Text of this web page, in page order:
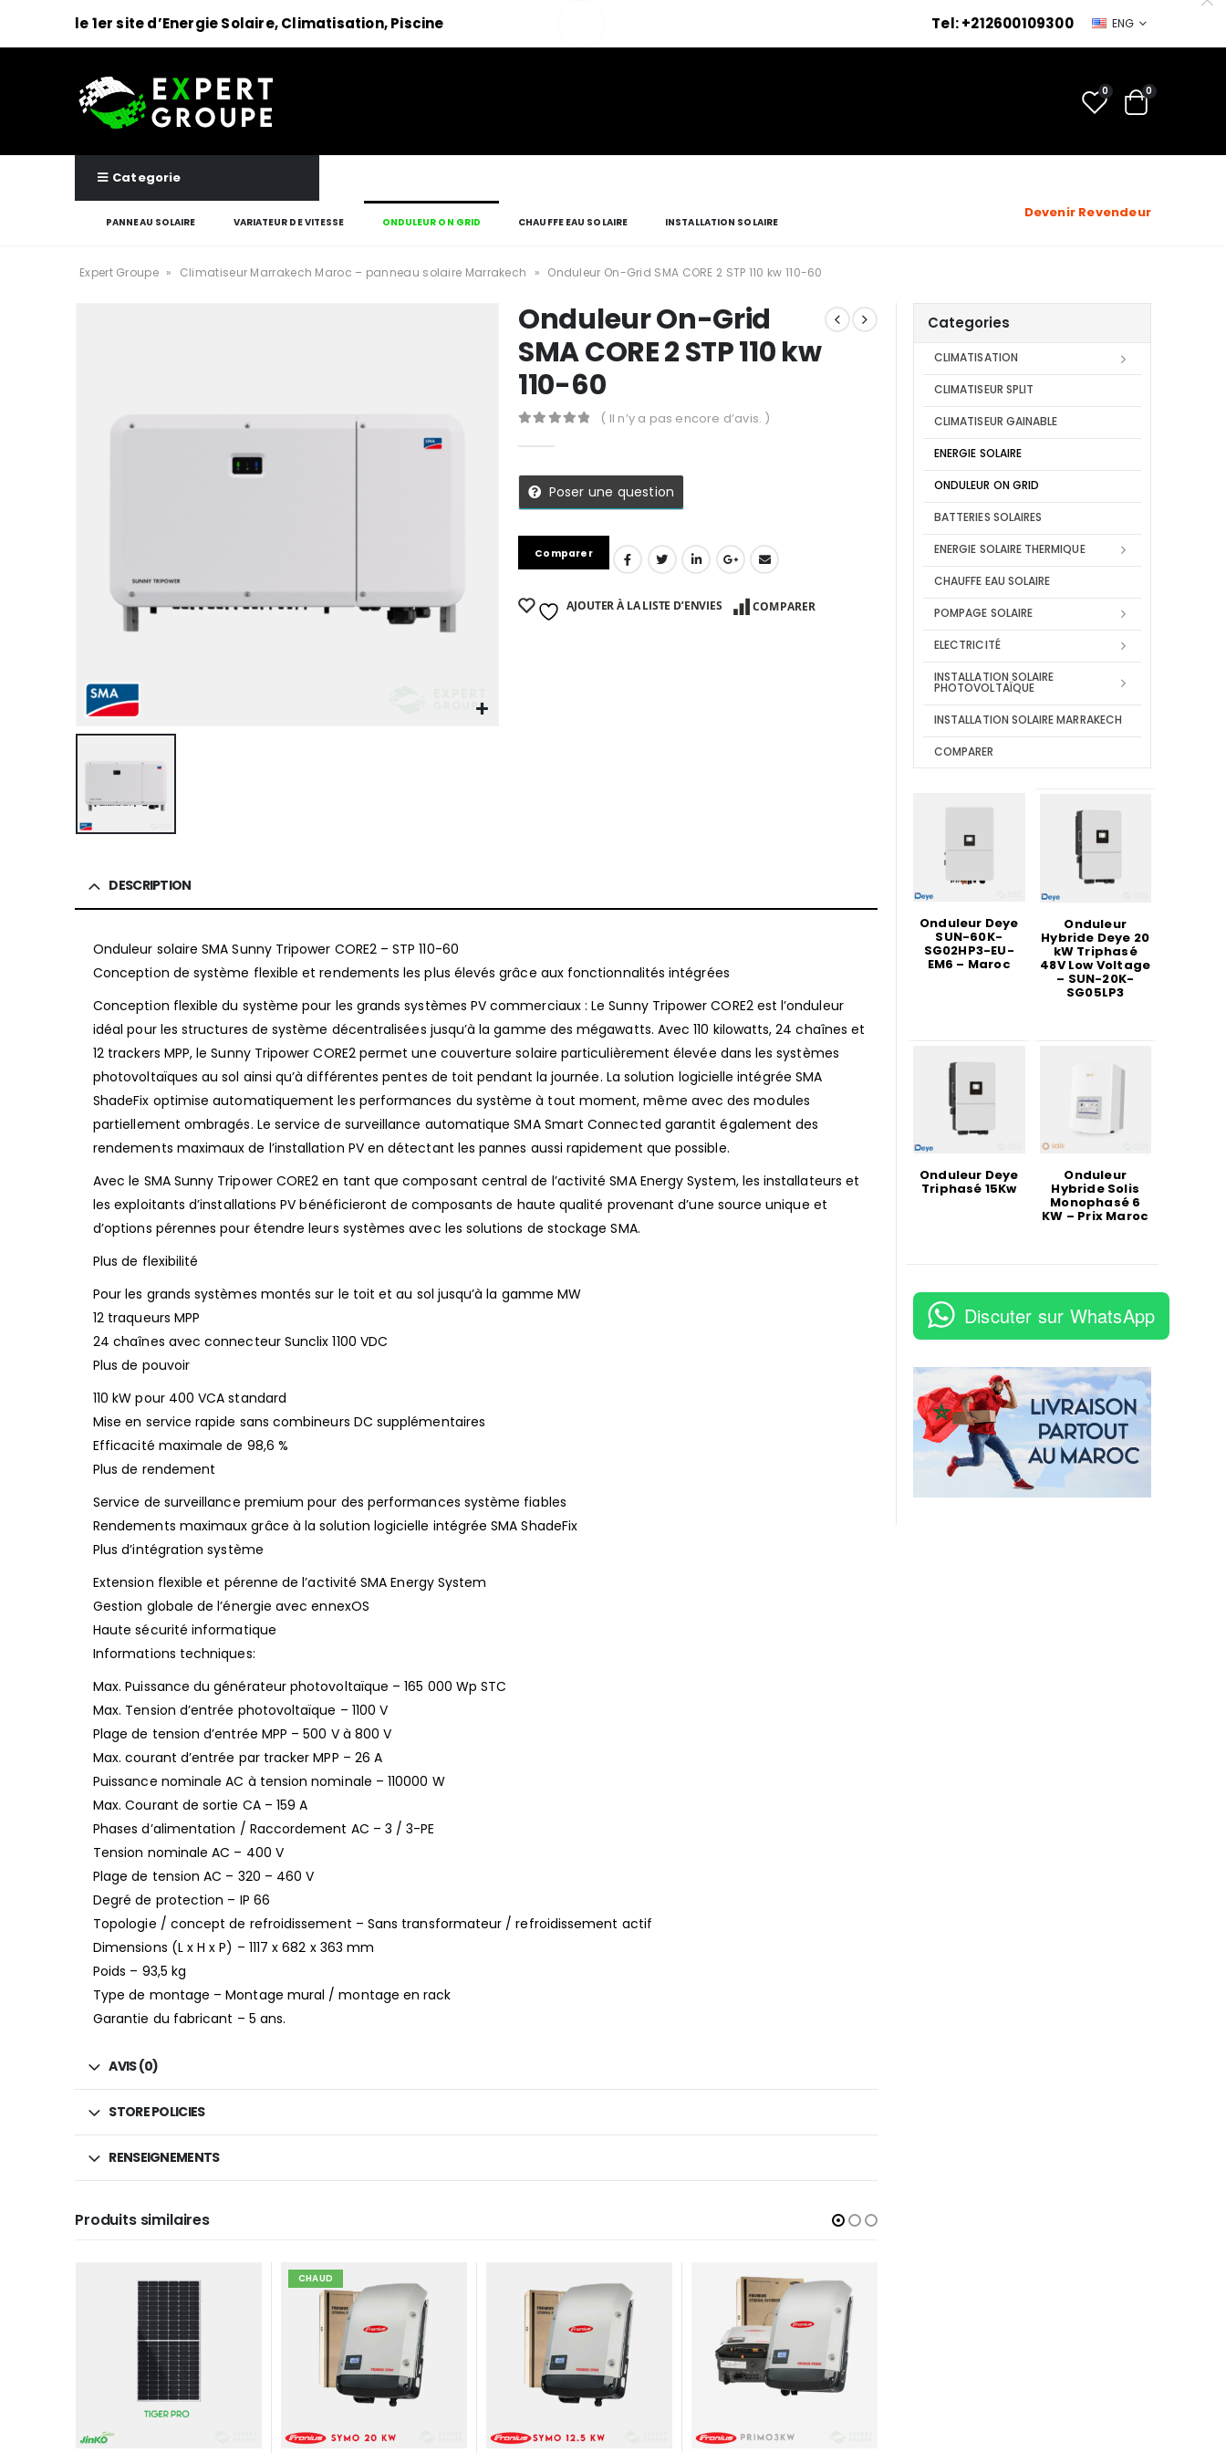
le 1er site d’Energie Solaire, Climatisation, Piscine Tel: +212600109300 ENG
0 0
Categorie
PANNEAU SOLAIRE VARIATEUR DE VITESSE ONDULEUR ON GRID CHAUFFE EAU SOLAIRE INSTALLATION SOLAIRE
Devenir Revendeur
Expert Groupe » Climatiseur Marrakech Maroc – panneau solaire Marrakech » Onduleur On-Grid SMA CORE 2 STP 110 kw 110-60
Onduleur On-Grid
SMA CORE 2 STP 110 kw
110-60
( Il n’y a pas encore d’avis. )
Poser une question
Comparer
AJOUTER À LA LISTE D’ENVIES COMPARER
DESCRIPTION
Onduleur solaire SMA Sunny Tripower CORE2 – STP 110-60
Conception de système flexible et rendements les plus élevés grâce aux fonctionnalités intégrées
Conception flexible du système pour les grands systèmes PV commerciaux : Le Sunny Tripower CORE2 est l’onduleur
idéal pour les structures de système décentralisées jusqu’à la gamme des mégawatts. Avec 110 kilowatts, 24 chaînes et
12 trackers MPP, le Sunny Tripower CORE2 permet une couverture solaire particulièrement élevée dans les systèmes
photovoltaïques au sol ainsi qu’à différentes pentes de toit pendant la journée. La solution logicielle intégrée SMA
ShadeFix optimise automatiquement les performances du système à tout moment, même avec des modules
partiellement ombragés. Le service de surveillance automatique SMA Smart Connected garantit également des
rendements maximaux de l’installation PV en détectant les pannes aussi rapidement que possible.
Avec le SMA Sunny Tripower CORE2 en tant que composant central de l’activité SMA Energy System, les installateurs et
les exploitants d’installations PV bénéficieront de composants de haute qualité provenant d’une source unique et
d’options pérennes pour étendre leurs systèmes avec les solutions de stockage SMA.
Plus de flexibilité
Pour les grands systèmes montés sur le toit et au sol jusqu’à la gamme MW
12 traqueurs MPP
24 chaînes avec connecteur Sunclix 1100 VDC
Plus de pouvoir
110 kW pour 400 VCA standard
Mise en service rapide sans combineurs DC supplémentaires
Efficacité maximale de 98,6 %
Plus de rendement
Service de surveillance premium pour des performances système fiables
Rendements maximaux grâce à la solution logicielle intégrée SMA ShadeFix
Plus d’intégration système
Extension flexible et pérenne de l’activité SMA Energy System
Gestion globale de l’énergie avec ennexOS
Haute sécurité informatique
Informations techniques:
Max. Puissance du générateur photovoltaïque – 165 000 Wp STC
Max. Tension d’entrée photovoltaïque – 1100 V
Plage de tension d’entrée MPP – 500 V à 800 V
Max. courant d’entrée par tracker MPP – 26 A
Puissance nominale AC à tension nominale – 110000 W
Max. Courant de sortie CA – 159 A
Phases d’alimentation / Raccordement AC – 3 / 3-PE
Tension nominale AC – 400 V
Plage de tension AC – 320 – 460 V
Degré de protection – IP 66
Topologie / concept de refroidissement – Sans transformateur / refroidissement actif
Dimensions (L x H x P) – 1117 x 682 x 363 mm
Poids – 93,5 kg
Type de montage – Montage mural / montage en rack
Garantie du fabricant – 5 ans.
AVIS (0)
STORE POLICIES
RENSEIGNEMENTS
Produits similaires
Categories
CLIMATISATION
CLIMATISEUR SPLIT
CLIMATISEUR GAINABLE
ENERGIE SOLAIRE
ONDULEUR ON GRID
BATTERIES SOLAIRES
ENERGIE SOLAIRE THERMIQUE
CHAUFFE EAU SOLAIRE
POMPAGE SOLAIRE
ELECTRICITÉ
INSTALLATION SOLAIRE
PHOTOVOLTAÏQUE
INSTALLATION SOLAIRE MARRAKECH
COMPARER
Onduleur Deye
SUN-60K-
SG02HP3-EU-
EM6 – Maroc
Onduleur
Hybride Deye 20
kW Triphasé
48V Low Voltage
– SUN-20K-
SG05LP3
Onduleur Deye
Triphasé 15Kw
Onduleur
Hybride Solis
Monophasé 6
KW – Prix Maroc
Discuter sur WhatsApp